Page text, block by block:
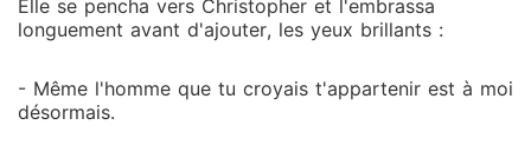
Elle se pencha vers Christopher et l'embrassa
longuement avant d'ajouter, les yeux brillants :
- Même l'homme que tu croyais t'appartenir est à moi
désormais.